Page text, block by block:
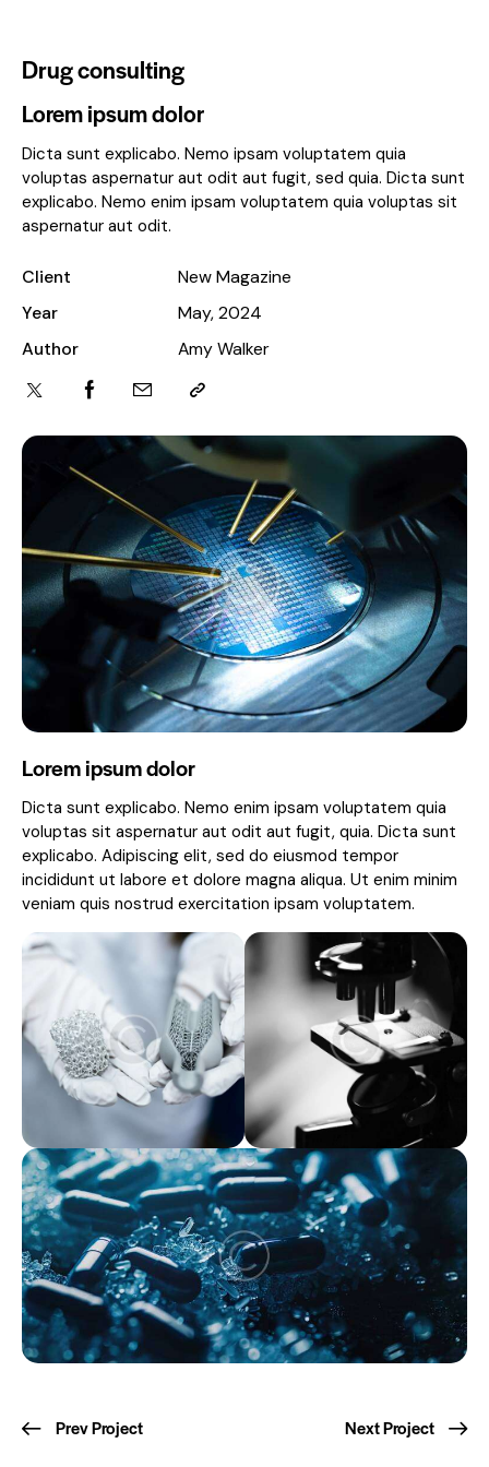
Drug consulting
Lorem ipsum dolor
Dicta sunt explicabo. Nemo ipsam voluptatem quia
voluptas aspernatur aut odit aut fugit, sed quia. Dicta sunt
explicabo. Nemo enim ipsam voluptatem quia voluptas sit
aspernatur aut odit.
Client
New Magazine
Year
May, 2024
Author
Amy Walker
Lorem ipsum dolor
Dicta sunt explicabo. Nemo enim ipsam voluptatem quia
voluptas sit aspernatur aut odit aut fugit, quia. Dicta sunt
explicabo. Adipiscing elit, sed do eiusmod tempor
incididunt ut labore et dolore magna aliqua. Ut enim minim
veniam quis nostrud exercitation ipsam voluptatem.
PostPrev Project Next Project